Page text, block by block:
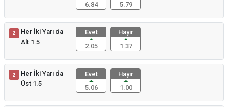
6.84
5.79
2
Her İki Yarı da
Alt 1.5
Evet
2.05
Hayır
1.37
2
Her İki Yarı da
Üst 1.5
Evet
5.06
Hayır
1.00